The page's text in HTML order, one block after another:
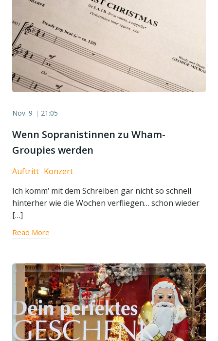
Nov. 9 | 21:05
Wenn Sopranistinnen zu Wham-
Groupies werden
Auftritt Konzert
Ich komm‘ mit dem Schreiben gar nicht so schnell
hinterher wie die Wochen verfliegen… schon wieder
[…]
Read More